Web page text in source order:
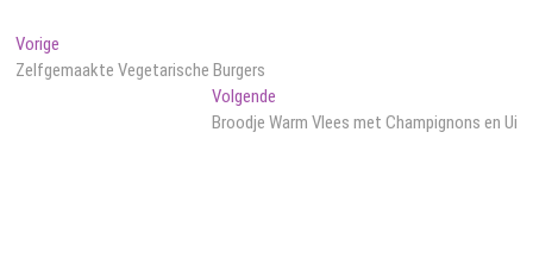
Bericht
navigatie
Vorige
bericht:
Zelfgemaakte Vegetarische Burgers
VolgendeVolgend
bericht:
Broodje Warm Vlees met Champignons en Ui